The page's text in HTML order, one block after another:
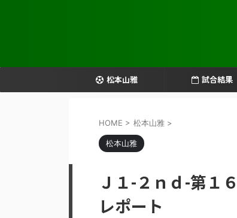
松本山雅 試合結果
HOME > 松本山雅 >
松本山雅
Ｊ１-２ｎｄ-第１
レポート